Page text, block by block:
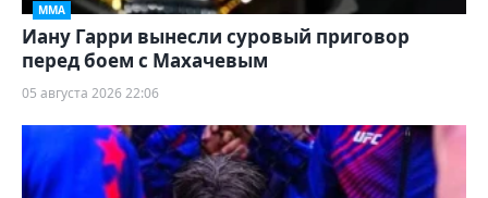
ММА
Иану Гарри вынесли суровый приговор
перед боем с Махачевым
05 августа 2026 22:06